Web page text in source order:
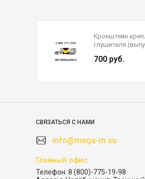
Кронштейн
глушителя
трубы) FAW J6P
1203055-89U/B
700 руб.
СВЯЗАТЬСЯ С НАМИ
info@mega-m.su
Главный офис
Телефон: 8 (800)-775-19-98